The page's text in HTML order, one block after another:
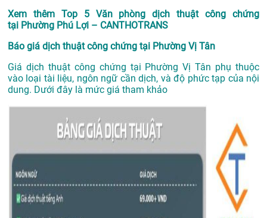
Xem thêm Top 5 Văn phòng dịch thuật công chứng
tại Phường Phú Lợi – CANTHOTRANS
Báo giá dịch thuật công chứng tại Phường Vị Tân
Giá dịch thuật công chứng tại Phường Vị Tân phụ thuộc
vào loại tài liệu, ngôn ngữ cần dịch, và độ phức tạp của nội
dung. Dưới đây là mức giá tham khảo